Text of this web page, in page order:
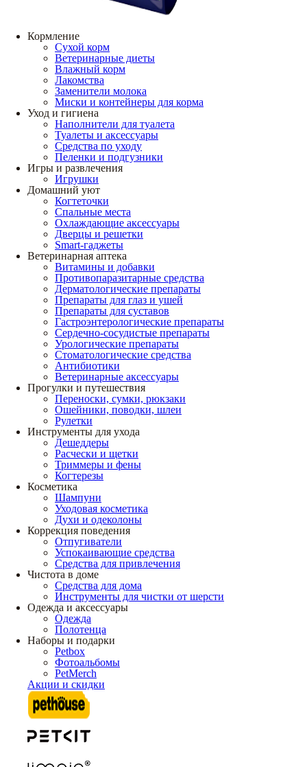
Кормление
Сухой корм
Ветеринарные диеты
Влажный корм
Лакомства
Заменители молока
Миски и контейнеры для корма
Уход и гигиена
Наполнители для туалета
Туалеты и аксессуары
Средства по уходу
Пеленки и подгузники
Игры и развлечения
Игрушки
Домашний уют
Когтеточки
Спальные места
Охлаждающие аксессуары
Дверцы и решетки
Smart-гаджеты
Ветеринарная аптека
Витамины и добавки
Противопаразитарные средства
Дерматологические препараты
Препараты для глаз и ушей
Препараты для суставов
Гастроэнтерологические препараты
Сердечно-сосудистые препараты
Урологические препараты
Стоматологические средства
Антибиотики
Ветеринарные аксессуары
Прогулки и путешествия
Переноски, сумки, рюкзаки
Ошейники, поводки, шлеи
Рулетки
Инструменты для ухода
Дешеддеры
Расчески и щетки
Триммеры и фены
Когтерезы
Косметика
Шампуни
Уходовая косметика
Духи и одеколоны
Коррекция поведения
Отпугиватели
Успокаивающие средства
Средства для привлечения
Чистота в доме
Средства для дома
Инструменты для чистки от шерсти
Одежда и аксессуары
Одежда
Полотенца
Наборы и подарки
Petbox
Фотоальбомы
PetMerch
Акции и скидки